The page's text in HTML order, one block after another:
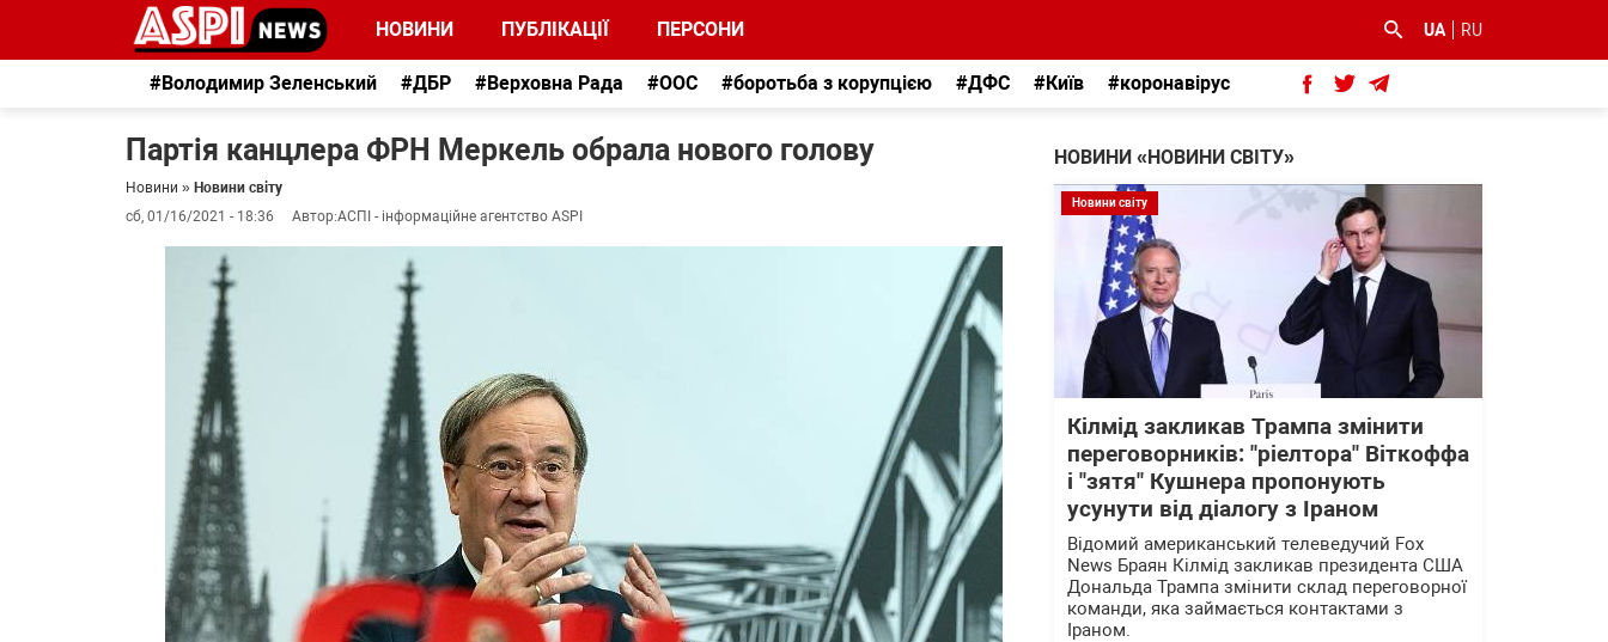
НОВИНИ ПУБЛІКАЦІЇ ПЕРСОНИ UA RU
#Володимир Зеленський #ДБР #Верховна Рада #ООС #боротьба з корупцією #ДФС #Київ #коронавірус
Партія канцлера ФРН Меркель обрала нового голову
Новини » Новини світу
сб, 01/16/2021 - 18:36
Автор:АСПІ - інформаційне агентство ASPI
НОВИНИ «НОВИНИ СВІТУ»
Новини світу
Кілмід закликав Трампа змінити
переговорників: "ріелтора" Віткоффа
і "зятя" Кушнера пропонують
усунути від діалогу з Іраном
Відомий американський телеведучий Fox
News Браян Кілмід закликав президента США
Дональда Трампа змінити склад переговорної
команди, яка займається контактами з
Іраном.